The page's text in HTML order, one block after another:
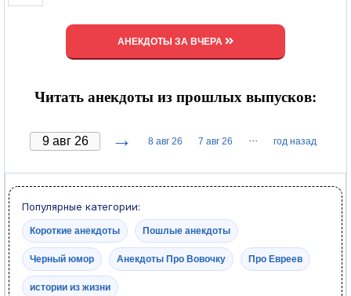
АНЕКДОТЫ ЗА ВЧЕРА
Читать анекдоты из прошлых выпусков:
→ 8 авг 26 7 авг 26 ··· год назад
Популярные категории:
Короткие анекдоты Пошлые анекдоты
Черный юмор Анекдоты Про Вовочку Про Евреев
истории из жизни